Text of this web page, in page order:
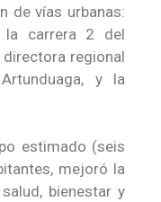
de vías urbanas:
carrera 2 del
regional
y la
estimado (seis
mejoró la
bienestar y